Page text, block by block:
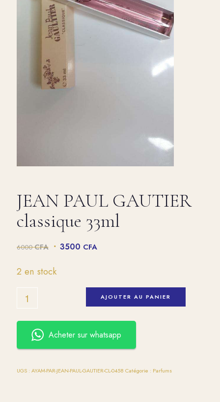
JEAN PAUL GAUTIER
classique 33ml
6000CFA Le
initial
6000 CFA.
3500 CFA
3500 CFA.
2 en stock
AJOUTER AU PANIER
Acheter sur whatsapp
UGS : AYAM-PAR-JEAN-PAUL-GAUTIER-CL-0458 Catégorie : Parfums